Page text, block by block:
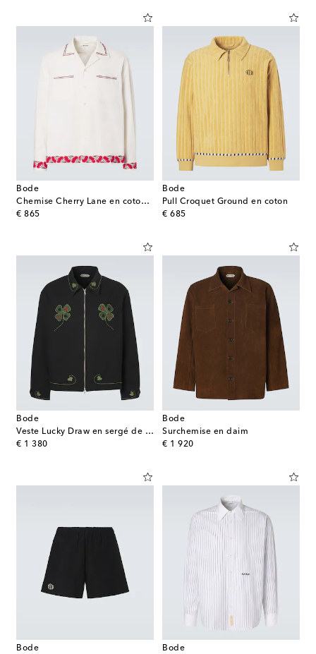
Bode
Chemise Cherry Lane en coton à perles fantaisie
€ 865
original price
Bode
Pull Croquet Ground en coton
€ 685
original price
Bode
Veste Lucky Draw en sergé de coton
€ 1 380
original price
Bode
Surchemise en daim
€ 1 920
original price
Bode
Bode